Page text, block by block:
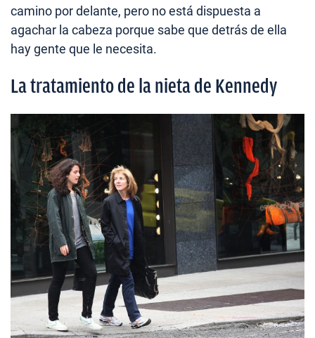
camino por delante, pero no está dispuesta a
agachar la cabeza porque sabe que detrás de ella
hay gente que le necesita.
La tratamiento de la nieta de Kennedy